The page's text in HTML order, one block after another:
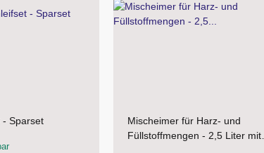
und
Beschichtungsroller ink. Walze
x 2 cm) für Harzsysteme - 1